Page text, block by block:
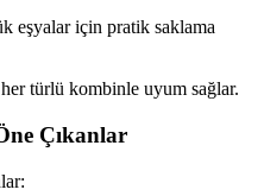
eşyalar için pratik saklama
her türlü kombinle uyum sağlar.
Çıkanlar